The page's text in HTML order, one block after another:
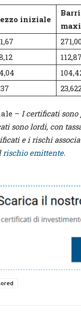
iniziale
– I certificati sono
sono lordi, con
e i rischi
rischio emittente.